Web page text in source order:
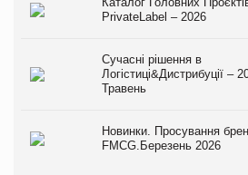
PrivateLabel – 2026
Сучасні рішення в
Логістиці&Дистрибуції –
Травень
Новинки. Просування
FMCG.Березень 2026